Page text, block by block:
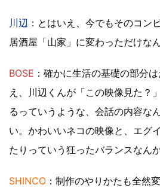
川辺 ：とはいえ、今でもそのコン
居酒屋「山家」に変わっただけな
BOSE ：確かに生活の基礎の部分
え、川辺くんが「この映像見た？
るっていうような、会話の内容な
い。かわいいネコの映像と、エグ
たりっていう狂ったバランスなん
SHINCO ：制作のやりかたも全然